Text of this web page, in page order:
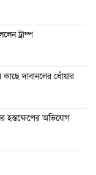
ট্রাম্প
কাছে দাবানলের ধোঁয়ার
হস্তক্ষেপের অভিযোগ